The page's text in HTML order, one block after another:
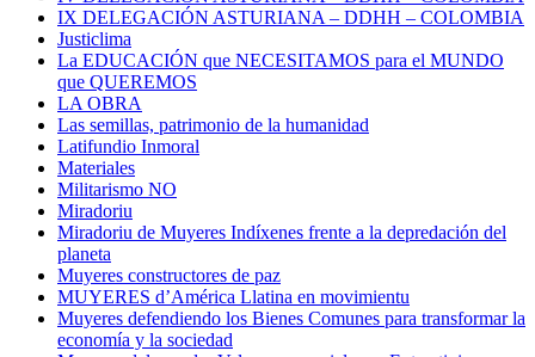
IX DELEGACIÓN ASTURIANA – DDHH – COLOMBIA
Justiclima
La EDUCACIÓN que NECESITAMOS para el MUNDO
que QUEREMOS
LA OBRA
Las semillas, patrimonio de la humanidad
Latifundio Inmoral
Materiales
Militarismo NO
Miradoriu
Miradoriu de Muyeres Indíxenes frente a la depredación del
planeta
Muyeres constructores de paz
MUYERES d’América Llatina en movimientu
Muyeres defendiendo los Bienes Comunes para transformar la
economía y la sociedad